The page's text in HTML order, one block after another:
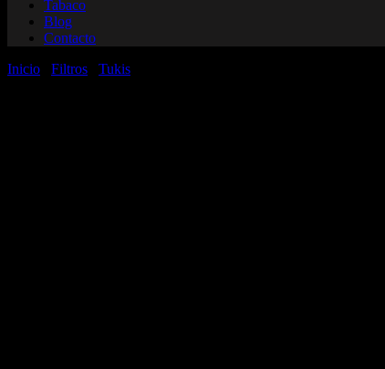
Tabaco
Blog
Contacto
Inicio
Filtros Tukis